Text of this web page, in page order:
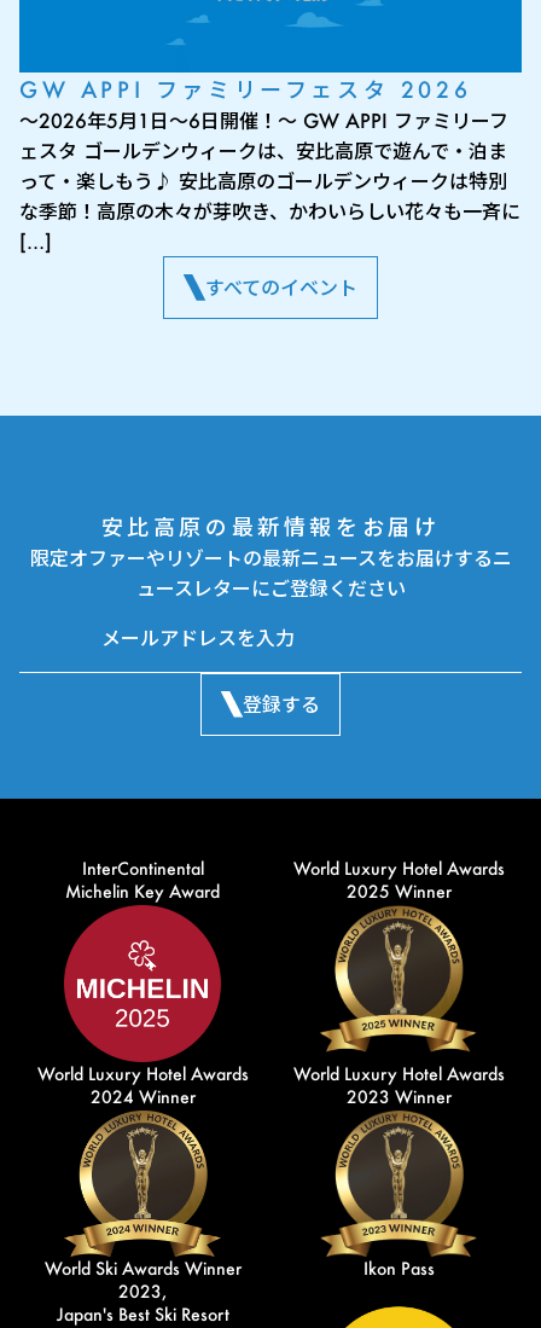
GW APPI ファミリーフェスタ 2026
～2026年5月1日～6日開催！～ GW APPI ファミリーフ
ェスタ ゴールデンウィークは、安比高原で遊んで・泊ま
って・楽しもう♪ 安比高原のゴールデンウィークは特別
な季節！高原の木々が芽吹き、かわいらしい花々も一斉に
[…]
すべてのイベント
安比高原の最新情報をお届け
限定オファーやリゾートの最新ニュースをお届けするニ
ュースレターにご登録ください
登録する
InterContinental
Michelin Key Award
World Luxury Hotel Awards
2025 Winner
World Luxury Hotel Awards
2024 Winner
World Luxury Hotel Awards
2023 Winner
World Ski Awards Winner
2023,
Japan's Best Ski Resort
Ikon Pass